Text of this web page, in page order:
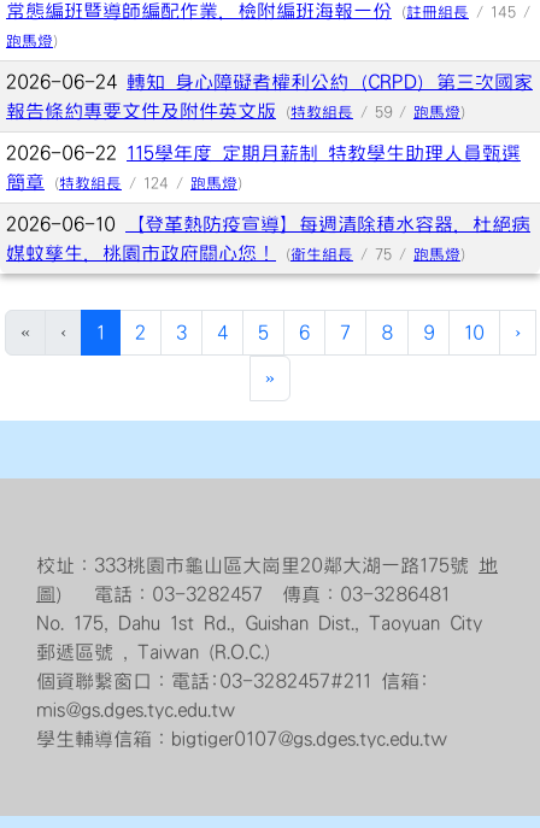
常態編班暨導師編配作業，檢附編班海報一份
(註冊組長 / 145 /
跑馬燈)
2026-06-24 轉知 身心障礙者權利公約（CRPD）第三次國家
報告條約專要文件及附件英文版
(特教組長 / 59 / 跑馬燈)
2026-06-22 115學年度 定期月薪制 特教學生助理人員甄選
簡章
(特教組長 / 124 / 跑馬燈)
2026-06-10
【登革熱防疫宣導】每週清除積水容器，杜絕病
媒蚊孳生，桃園市政府關心您！
(衛生組長 / 75 / 跑馬燈)
« ‹ 1 (current)
2 3 4 5 6 7 8 9 10 ›
»
校址：333桃園市龜山區大崗里20鄰大湖一路175號 地
圖） 電話：03-3282457 傳真：03-3286481
No. 175, Dahu 1st Rd., Guishan Dist., Taoyuan City
郵遞區號 , Taiwan (R.O.C.)
個資聯繫窗口：電話:03-3282457#211 信箱:
mis@gs.dges.tyc.edu.tw
學生輔導信箱：bigtiger0107@gs.dges.tyc.edu.tw